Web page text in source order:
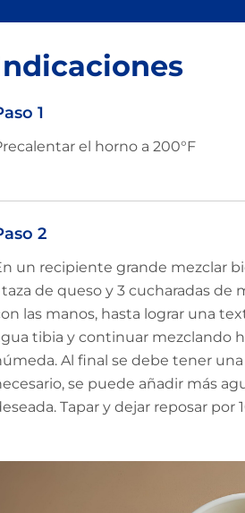
1
el horno a 200°F
2
un recipiente grande mezclar
taza de queso y 3 cucharadas de
las manos, hasta lograr una
tibia y continuar mezclando
Al final se debe tener
se puede añadir más
Tapar y dejar reposar por